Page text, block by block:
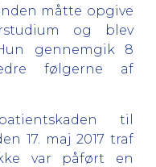
måtte opgive
og blev
gennemgik 8
følgerne af
til
17. maj 2017 traf
var påført en